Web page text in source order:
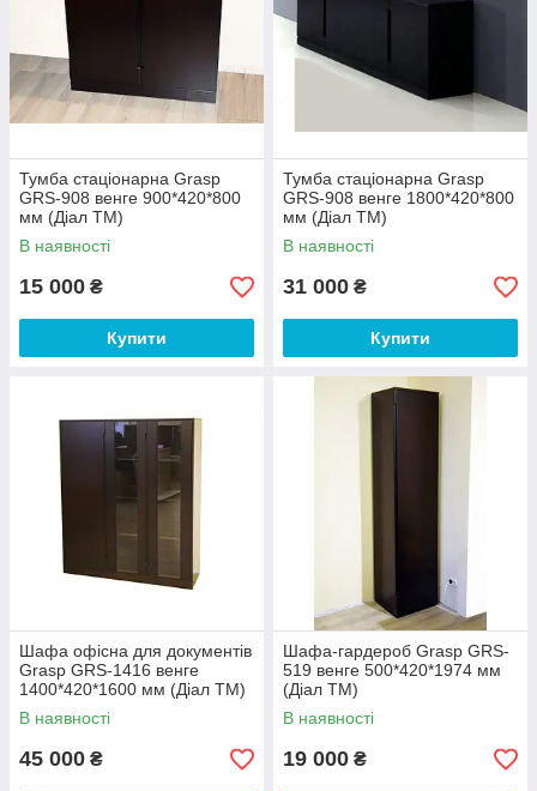
Тумба стаціонарна Grasp
GRS-908 венге 900*420*800
мм (Діал ТМ)
В наявності
15 000 ₴
Купити
Тумба стаціонарна Grasp
GRS-908 венге 1800*420*800
мм (Діал ТМ)
В наявності
31 000 ₴
Купити
Шафа офісна для документів
Grasp GRS-1416 венге
1400*420*1600 мм (Діал ТМ)
В наявності
45 000 ₴
Шафа-гардероб Grasp GRS-
519 венге 500*420*1974 мм
(Діал ТМ)
В наявності
19 000 ₴